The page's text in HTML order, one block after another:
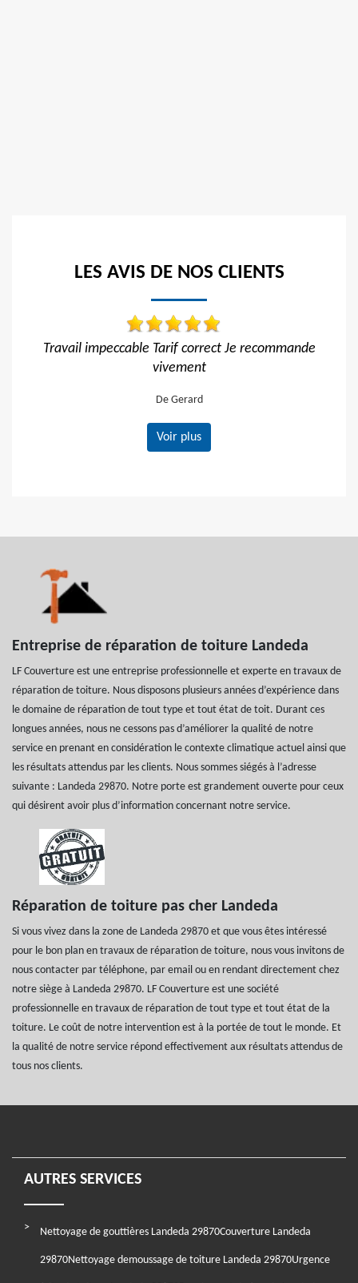
LES AVIS DE NOS CLIENTS
correct Je recommande
Travail
Voir plus
Entreprise de réparation de toiture Landeda
LF Couverture est une entreprise professionnelle et experte en travaux de
réparation de toiture. Nous disposons plusieurs années d’expérience dans
le domaine de réparation de tout type et tout état de toit. Durant ces
longues années, nous ne cessons pas d’améliorer la qualité de notre
service en prenant en considération le contexte climatique actuel ainsi que
les résultats attendus par les clients. Nous sommes siégés à l’adresse
suivante : Landeda 29870. Notre porte est grandement ouverte pour ceux
qui désirent avoir plus d’information concernant notre service.
Réparation de toiture pas cher Landeda
Si vous vivez dans la zone de Landeda 29870 et que vous êtes intéressé
pour le bon plan en travaux de réparation de toiture, nous vous invitons de
nous contacter par téléphone, par email ou en rendant directement chez
notre siège à Landeda 29870. LF Couverture est une société
professionnelle en travaux de réparation de tout type et tout état de la
toiture. Le coût de notre intervention est à la portée de tout le monde. Et
la qualité de notre service répond effectivement aux résultats attendus de
tous nos clients.
AUTRES SERVICES
Nettoyage de gouttières Landeda 29870Couverture Landeda
29870Nettoyage demoussage de toiture Landeda 29870Urgence